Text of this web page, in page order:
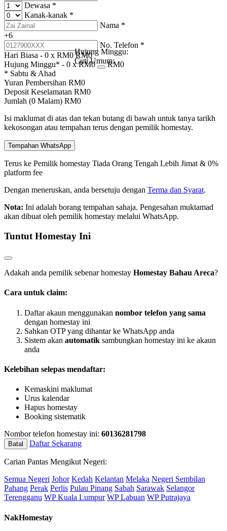
Dewasa *
Kanak-kanak *
Nama *
+6
No. Telefon *
Hari Biasa - 0 x RM0 RM0
Hujung Minggu* - 0 x RM0
Hujung Minggu:
Cuti Umum:RM0
* Sabtu & Ahad
Yuran Pembersihan RM0
Deposit Keselamatan RM0
Jumlah (0 Malam) RM0
Isi maklumat di atas dan tekan butang di bawah untuk tanya tarikh
kekosongan atau tempahan terus dengan pemilik homestay.
Tempahan WhatsApp
Terus ke Pemilik homestay Tiada Orang Tengah Lebih Jimat & 0%
platform fee
Dengan meneruskan, anda bersetuju dengan Terma dan Syarat.
Nota: Ini adalah borang tempahan sahaja. Pengesahan muktamad
akan dibuat oleh pemilik homestay melalui WhatsApp.
Tuntut Homestay Ini
Adakah anda pemilik sebenar homestay Homestay Bahau Areca?
Cara untuk claim:
Daftar akaun menggunakan nombor telefon yang sama
dengan homestay ini
Sahkan OTP yang dihantar ke WhatsApp anda
Sistem akan automatik sambungkan homestay ini ke akaun
anda
Kelebihan selepas mendaftar:
Kemaskini maklumat
Urus kalendar
Hapus homestay
Booking sistematik
Nombor telefon homestay ini: 60136281798
Batal Daftar Sekarang
Carian Pantas Mengikut Negeri:
Semua Negeri Johor Kedah Kelantan Melaka Negeri Sembilan
Pahang Perak Perlis Pulau Pinang Sabah Sarawak Selangor
Terengganu WP Kuala Lumpur WP Labuan WP Putrajaya
NakHomestay